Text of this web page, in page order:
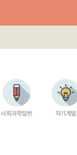
사회과학일반 자기계발